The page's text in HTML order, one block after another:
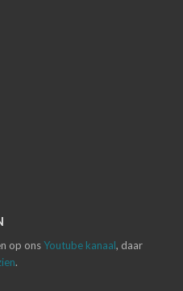
op onsYoutube kanaal, daar
.